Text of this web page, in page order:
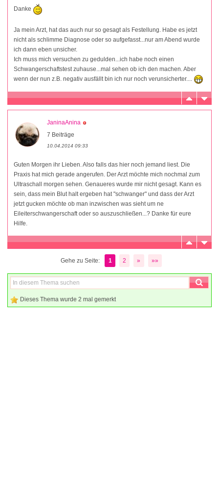
Danke
Ja mein Arzt, hat das auch nur so gesagt als Festellung. Habe es jetzt
nicht als schlimme Diagnose oder so aufgefasst...nur am Abend wurde
ich dann eben unsicher.
Ich muss mich versuchen zu gedulden...ich habe noch einen
Schwangerschaftstest zuhause...mal sehen ob ich den machen. Aber
wenn der nun z.B. negativ ausfällt bin ich nur noch verunsicherter....
JaninaAnina
7 Beiträge
10.04.2014 09:33
Guten Morgen ihr Lieben. Also falls das hier noch jemand liest. Die
Praxis hat mich gerade angerufen. Der Arzt möchte mich nochmal zum
Ultraschall morgen sehen. Genaueres wurde mir nicht gesagt. Kann es
sein, dass mein Blut halt ergeben hat "schwanger" und dass der Arzt
jetzt gucken möchte ob man inzwischen was sieht um ne
Eileiterschwangerschaft oder so auszuschließen...? Danke für eure
Hilfe.
Gehe zu Seite: 1 2 » »»
Dieses Thema wurde 2 mal gemerkt